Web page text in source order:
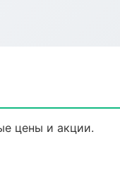
цены и акции.